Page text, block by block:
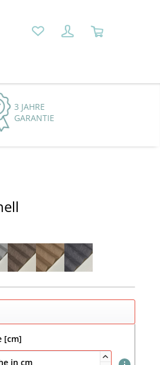
3 JAHRE
GARANTIE
[cm]
